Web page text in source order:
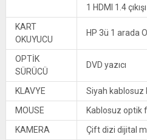
1 HDMI 1.4 çıkışı
KART
OKUYUCU
HP 3ü 1 arada
OPTİK
SÜRÜCÜ
DVD yazıcı
KLAVYE
Siyah kablosuz
MOUSE
Kablosuz optik
KAMERA
Çift dizi dijital